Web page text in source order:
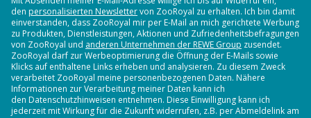
den personalisierten Newslettervon ZooRoyal zu erhalten. Ich bin damit
einverstanden, dass ZooRoyal mir per E-Mail an mich gerichtete Werbung
zu Produkten, Dienstleistungen, Aktionen und Zufriedenheitsbefragungen
von ZooRoyal und anderen Unternehmen der REWE Group zusendet.
ZooRoyal darf zur Werbeoptimierung die Öffnung der E-Mails sowie
Klicks auf enthaltene Links erheben und analysieren. Zu diesem Zweck
verarbeitet ZooRoyal meine personenbezogenen Daten. Nähere
Informationen zur Verarbeitung meiner Daten kann ich
den Datenschutzhinweisen entnehmen. Diese Einwilligung kann ich
jederzeit mit Wirkung für die Zukunft widerrufen, z.B. per Abmeldelink am